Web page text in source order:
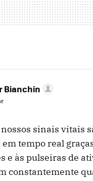
Bianchin
sinais vitais
tempo real
e às pulseiras de
constantemente